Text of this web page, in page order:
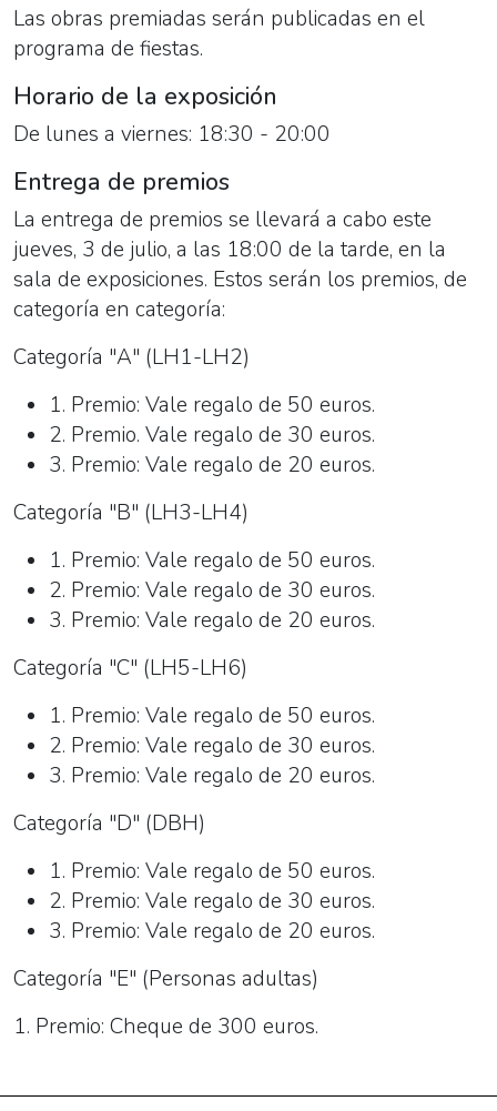
Las obras premiadas serán publicadas en el
programa de fiestas.
Horario de la exposición
De lunes a viernes: 18:30 - 20:00
Entrega de premios
La entrega de premios se llevará a cabo este
jueves, 3 de julio, a las 18:00 de la tarde, en la
sala de exposiciones. Estos serán los premios, de
categoría en categoría:
Categoría "A" (LH1-LH2)
1. Premio: Vale regalo de 50 euros.
2. Premio. Vale regalo de 30 euros.
3. Premio: Vale regalo de 20 euros.
Categoría "B" (LH3-LH4)
1. Premio: Vale regalo de 50 euros.
2. Premio: Vale regalo de 30 euros.
3. Premio: Vale regalo de 20 euros.
Categoría "C" (LH5-LH6)
1. Premio: Vale regalo de 50 euros.
2. Premio: Vale regalo de 30 euros.
3. Premio: Vale regalo de 20 euros.
Categoría "D" (DBH)
1. Premio: Vale regalo de 50 euros.
2. Premio: Vale regalo de 30 euros.
3. Premio: Vale regalo de 20 euros.
Categoría "E" (Personas adultas)
1. Premio: Cheque de 300 euros.